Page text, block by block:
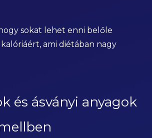
sokat lehet enni belőle
ami diétában nagy
és ásványi anyagok